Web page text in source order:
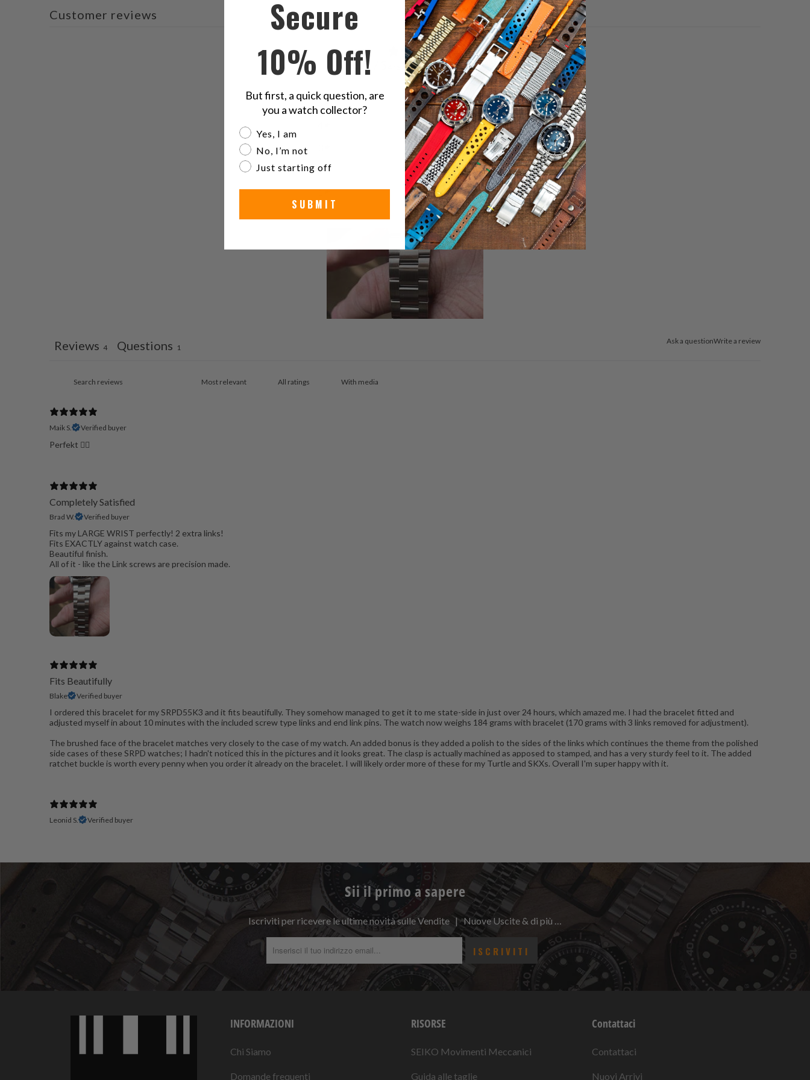
Customer reviews
5 4 reviews
5 100%
0%
0%
2
0%
1
0%
Ask a questionWrite a review
Reviews 4 Questions 1
With media
Maik S. Verified buyer
Perfekt 👌🏽
Completely Satisfied
Brad W. Verified buyer
Fits my LARGE WRIST perfectly! 2 extra links!
Fits EXACTLY against watch case.
Beautiful finish.
All of it - like the Link screws are precision made.
Fits Beautifully
Blake Verified buyer
I ordered this bracelet for my SRPD55K3 and it fits beautifully. They somehow managed to get it to me state-side in just over 24 hours, which amazed me. I had the bracelet fitted and
adjusted myself in about 10 minutes with the included screw type links and end link pins. The watch now weighs 184 grams with bracelet (170 grams with 3 links removed for adjustment).
The brushed face of the bracelet matches very closely to the case of my watch. An added bonus is they added a polish to the sides of the links which continues the theme from the polished
side cases of these SRPD watches; I hadn't noticed this in the pictures and it looks great. The clasp is actually machined as apposed to stamped, and has a very sturdy feel to it. The added
ratchet buckle is worth every penny when you order it already on the bracelet. I will likely order more of these for my Turtle and SKXs. Overall I'm super happy with it.
Leonid S. Verified buyer
Sii il primo a sapere
Iscriviti per ricevere le ultime novità sulle Vendite | Nuove Uscite & di più …
INFORMAZIONI
Chi Siamo
Domande frequenti
RISORSE
SEIKO Movimenti Meccanici
Guida alle taglie
Contattaci
Contattaci
Nuovi Arrivi
Secure
10% Off!
But first, a quick question, are
you a watch collector?
Are you a watch collector?
Yes, I am
No, I’m not
Just starting off
SUBMIT